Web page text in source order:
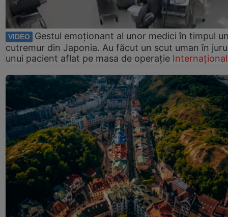
VIDEO
Gestul emoționant al unor medici în timpul
cutremur din Japonia. Au făcut un scut uman în
unui pacient aflat pe masa de operație Internațional